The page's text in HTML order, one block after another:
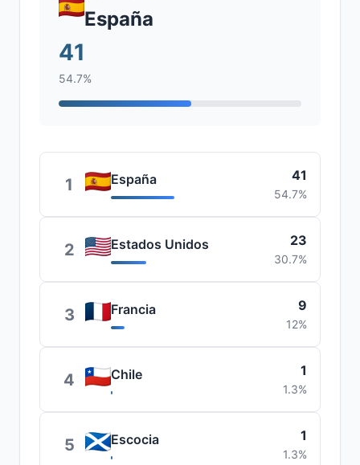
España
41
54.7%
1 España 41
54.7%
2 Estados Unidos 23
30.7%
3 Francia 9
12%
4 Chile 1
1.3%
5 Escocia 1
1.3%